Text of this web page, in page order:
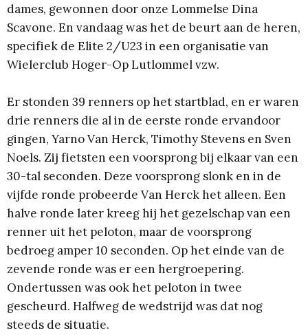
dames, gewonnen door onze Lommelse Dina
Scavone. En vandaag was het de beurt aan de heren,
specifiek de Elite 2/U23 in een organisatie van
Wielerclub Hoger-Op Lutlommel vzw.
Er stonden 39 renners op het startblad, en er waren
drie renners die al in de eerste ronde ervandoor
gingen, Yarno Van Herck, Timothy Stevens en Sven
Noels. Zij fietsten een voorsprong bij elkaar van een
30-tal seconden. Deze voorsprong slonk en in de
vijfde ronde probeerde Van Herck het alleen. Een
halve ronde later kreeg hij het gezelschap van een
renner uit het peloton, maar de voorsprong
bedroeg amper 10 seconden. Op het einde van de
zevende ronde was er een hergroepering.
Ondertussen was ook het peloton in twee
gescheurd. Halfweg de wedstrijd was dat nog
steeds de situatie.